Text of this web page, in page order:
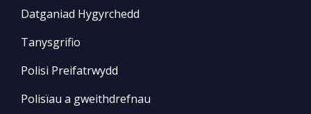
Datganiad Hygyrchedd
Tanysgrifio
Polisi Preifatrwydd
Polisïau a gweithdrefnau